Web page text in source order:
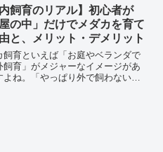
と焦り、必死に調べて実践した結
いに「1週間...
内飼育のリアル】初心者が
屋の中」だけでメダカを育て
と、メリット・デメリット
飼育といえば「お庭やベランダで
飼育」がメジャーなイメージがあ
よね。「やっぱり外で飼わないと